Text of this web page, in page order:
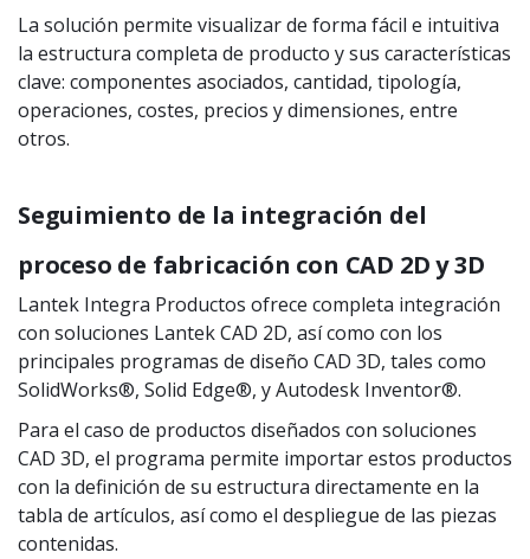
La solución permite visualizar de forma fácil e intuitiva
la estructura completa de producto y sus características
clave: componentes asociados, cantidad, tipología,
operaciones, costes, precios y dimensiones, entre
otros.
Seguimiento de la integración del
proceso de fabricación con CAD 2D y 3D
Lantek Integra Productos ofrece completa integración
con soluciones Lantek CAD 2D, así como con los
principales programas de diseño CAD 3D, tales como
SolidWorks®, Solid Edge®, y Autodesk Inventor®.
Para el caso de productos diseñados con soluciones
CAD 3D, el programa permite importar estos productos
con la definición de su estructura directamente en la
tabla de artículos, así como el despliegue de las piezas
contenidas.